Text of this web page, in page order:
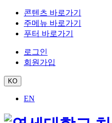
콘텐츠 바로가기
주메뉴 바로가기
푸터 바로가기
로그인
회원가입
KO
EN